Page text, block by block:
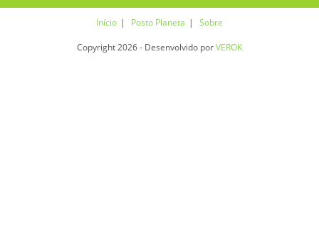
Início Posto Planeta Sobre
Copyright 2026 - Desenvolvido porVEROK